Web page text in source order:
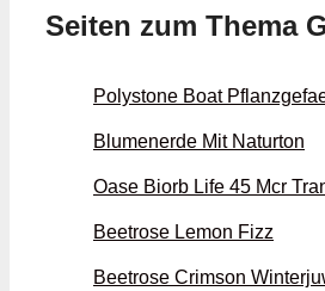
Seiten zum Thema
Polystone Boat
Blumenerde Mit Naturton
Oase Biorb Life 45 Mcr
Beetrose Lemon Fizz
Beetrose Crimson